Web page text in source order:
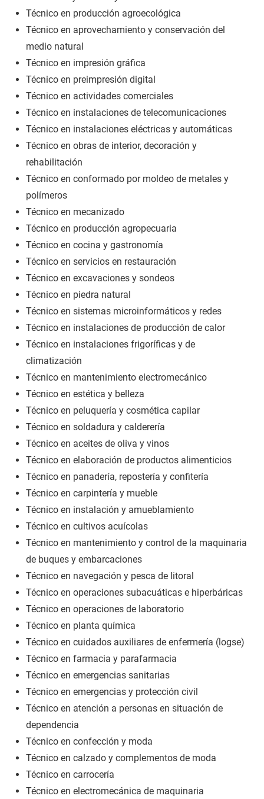
Técnico en producción agroecológica
Técnico en aprovechamiento y conservación del
medio natural
Técnico en impresión gráfica
Técnico en preimpresión digital
Técnico en actividades comerciales
Técnico en instalaciones de telecomunicaciones
Técnico en instalaciones eléctricas y automáticas
Técnico en obras de interior, decoración y
rehabilitación
Técnico en conformado por moldeo de metales y
polímeros
Técnico en mecanizado
Técnico en producción agropecuaria
Técnico en cocina y gastronomía
Técnico en servicios en restauración
Técnico en excavaciones y sondeos
Técnico en piedra natural
Técnico en sistemas microinformáticos y redes
Técnico en instalaciones de producción de calor
Técnico en instalaciones frigoríficas y de
climatización
Técnico en mantenimiento electromecánico
Técnico en estética y belleza
Técnico en peluquería y cosmética capilar
Técnico en soldadura y calderería
Técnico en aceites de oliva y vinos
Técnico en elaboración de productos alimenticios
Técnico en panadería, repostería y confitería
Técnico en carpintería y mueble
Técnico en instalación y amueblamiento
Técnico en cultivos acuícolas
Técnico en mantenimiento y control de la maquinaria
de buques y embarcaciones
Técnico en navegación y pesca de litoral
Técnico en operaciones subacuáticas e hiperbáricas
Técnico en operaciones de laboratorio
Técnico en planta química
Técnico en cuidados auxiliares de enfermería (logse)
Técnico en farmacia y parafarmacia
Técnico en emergencias sanitarias
Técnico en emergencias y protección civil
Técnico en atención a personas en situación de
dependencia
Técnico en confección y moda
Técnico en calzado y complementos de moda
Técnico en carrocería
Técnico en electromecánica de maquinaria